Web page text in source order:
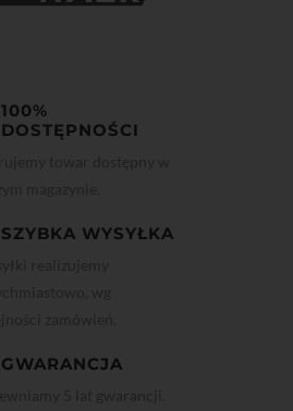
100%
DOSTĘPNOŚCI
SZYBKA WYSYŁKA
GWARANCJA